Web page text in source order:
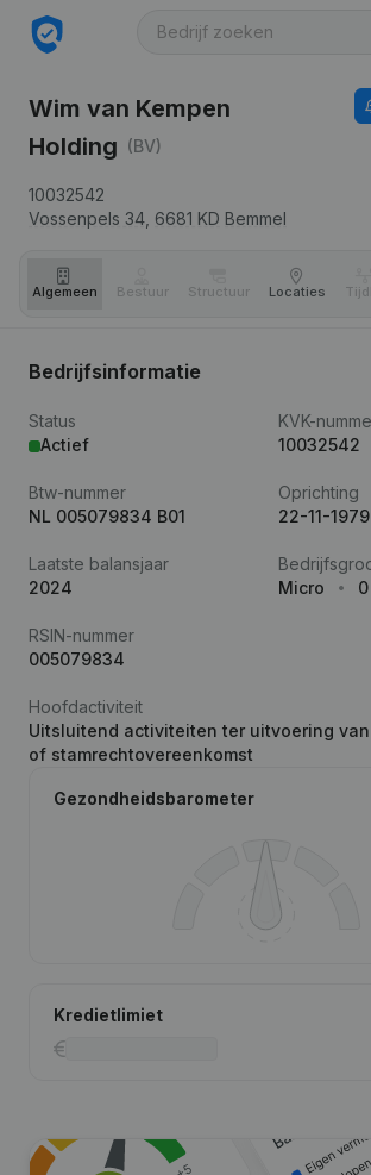
Wim van Kempen
Holding (BV)
10032542
Vossenpels 34, 6681 KD Bemmel
Algemeen Bestuur Structuur Locaties
Bedrijfsinformatie
Status
Actief
KVK-
10032542
Btw-nummer
NL 005079834 B01
Oprichting
22-11-1979
Laatste balansjaar
2024
Micro
RSIN-nummer
005079834
Hoofdactiviteit
Uitsluitend activiteiten ter uitvoering
of stamrechtovereenkomst
Gezondheidsbarometer
Kredietlimiet